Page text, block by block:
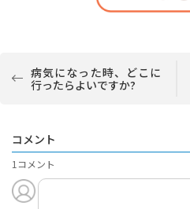
病気になった時、どこに
行ったらよいですか?
1コメント
コメント